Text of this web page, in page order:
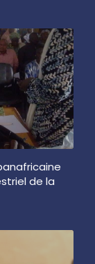
de la